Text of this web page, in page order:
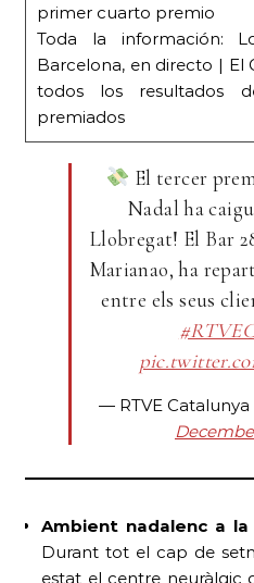
primer cuarto premio
Toda la información:
Barcelona, en directo | El
todos los resultados
premiados
El tercer
Nadal ha
Llobregat! El Bar
Marianao, ha
entre els seus
— RTVE Catalunya
Ambient nadalenc a la
Durant tot el cap de
estat el centre neuràlgic